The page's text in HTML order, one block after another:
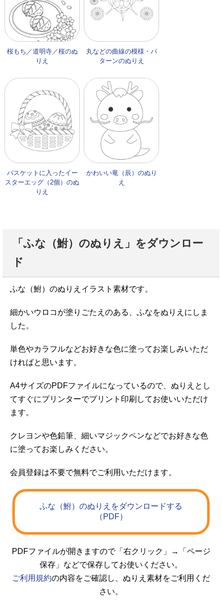
桜もち／道明寺／桜のぬ
りえ
丸などの曲線の模様・パ
ターンのぬりえ
バスケットに入ったイー
スターエッグ（2個）のぬ
りえ
かわいい竜（辰）のぬり
え
「ふな（鮒）のぬりえ」をダウンロー
ド
ふな（鮒）のぬりえイラスト素材です。
細かいウロコが塗りごたえのある、ふなをぬりえにしま
した。
単色やカラフルなどお好きな色に塗ってお楽しみいただ
ければと思います。
A4サイズのPDFファイルになっているので、ぬりえとし
てすぐにプリンターでプリント印刷してお使いいただけ
ます。
クレヨンや色鉛筆、細いマジックペンなどでお好きな色
に塗ってお楽しみください。
会員登録は不要で無料でご利用いただけます。
ふな（鮒）のぬりえをダウンロードする
（PDF）
PDFファイルが開きますので「右クリック」→「ページ
保存」などで保存してお使いください。
ご利用規約の内容をご確認し、ぬりえ素材をご利用くだ
さい。